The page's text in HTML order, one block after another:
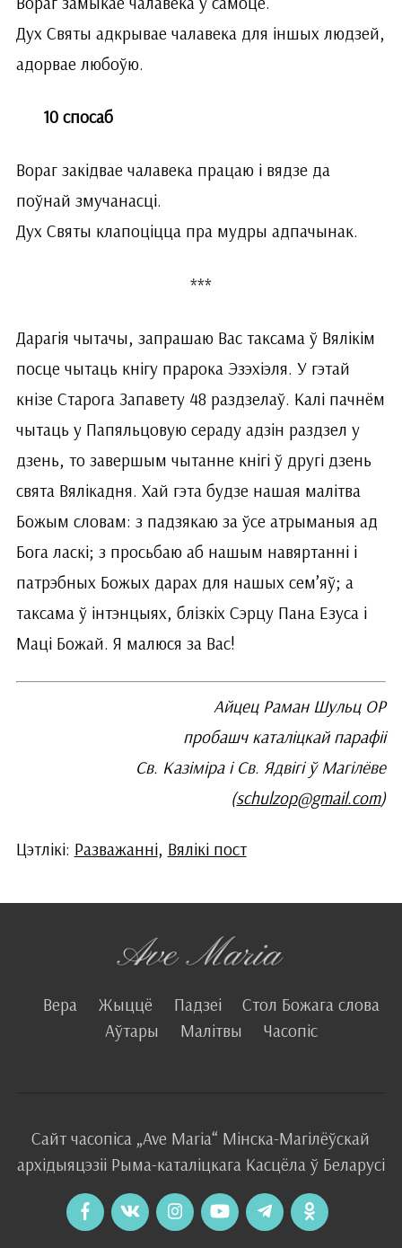
Дух Святы адкрывае чалавека для іншых людзей,
адорвае любоўю.
10 спосаб
Вораг закідвае чалавека працаю і вядзе да
поўнай змучанасці.
Дух Святы клапоціцца пра мудры адпачынак.
***
Дарагія чытачы, запрашаю Вас таксама ў Вялікім
посце чытаць кнігу прарока Эзэхіэля. У гэтай
кнізе Старога Запавету 48 раздзелаў. Калі пачнём
чытаць у Папяльцовую сераду адзін раздзел у
дзень, то завершым чытанне кнігі ў другі дзень
свята Вялікадня. Хай гэта будзе нашая малітва
Божым словам: з падзякаю за ўсе атрыманыя ад
Бога ласкі; з просьбаю аб нашым навяртанні і
патрэбных Божых дарах для нашых сем’яў; а
таксама ў інтэнцыях, блізкіх Сэрцу Пана Езуса і
Маці Божай. Я малюся за Вас!
Айцец Раман Шульц ОР
пробашч каталіцкай парафіі
Св. Казіміра і Св. Ядвігі ў Магілёве
(schulzop@gmail.com)
Цэтлікі: Разважанні, Вялікі пост
Вера Жыццё Падзеі
Стол Божага слова
Аўтары
Малітвы Часопіс
Сайт часопіса „Ave Maria“ Мінска-Магілёўскай
архідыяцэзіі Рыма-каталіцкага Касцёла ў Беларусі